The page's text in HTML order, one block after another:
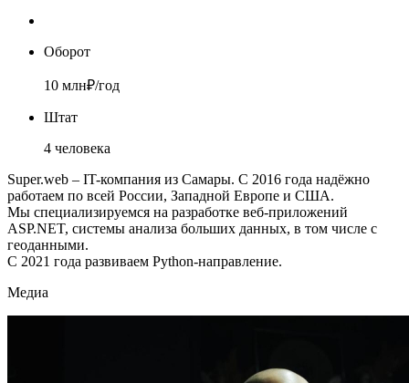
Оборот
10 млн₽/год
Штат
4 человека
Super.web – IT-компания из Самары. С 2016 года надёжно
работаем по всей России, Западной Европе и США.
Мы специализируемся на разработке веб-приложений
ASP.NET, системы анализа больших данных, в том числе с
геоданными.
С 2021 года развиваем Python-направление.
Медиа